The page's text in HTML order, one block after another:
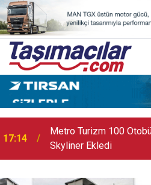
17:07 Audi Q9 Markanın En